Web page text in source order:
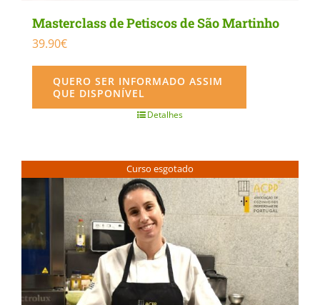
Masterclass de Petiscos de São Martinho
39.90€
QUERO SER INFORMADO ASSIM
QUE DISPONÍVEL
Detalhes
Curso esgotado